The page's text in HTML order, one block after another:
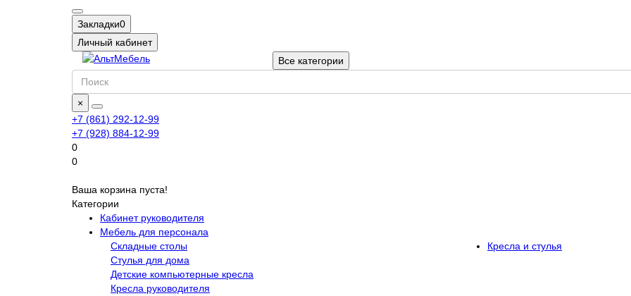
Закладки0
Личный кабинет
Все категории
×
+7 (861) 292-12-99
+7 (928) 884-12-99
0
0
Ваша корзина пуста!
Категории
Кабинет руководителя
Мебель для персонала
Складные столы
Кресла и стулья
Стулья для дома
Детские компьютерные кресла
Кресла руководителя